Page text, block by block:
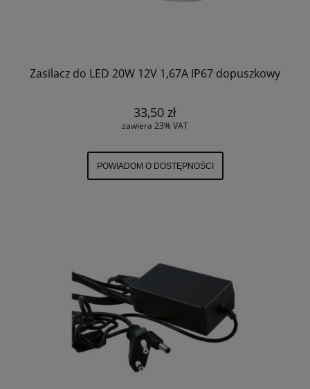
Zasilacz do LED 20W 12V 1,67A IP67 dopuszkowy
33,50 zł
zawiera 23% VAT
POWIADOM O DOSTĘPNOŚCI